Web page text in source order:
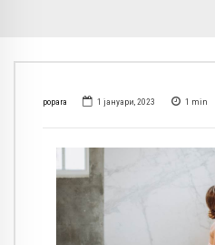
popara 1 јануари, 2023 1 min